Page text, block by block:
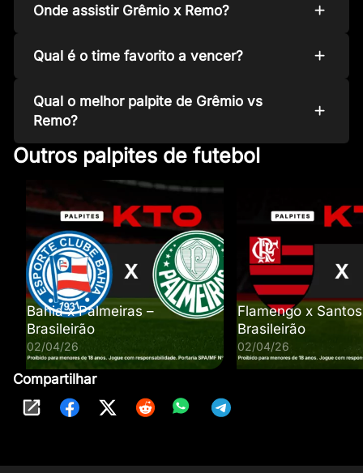
Onde assistir Grêmio x Remo?
Qual é o time favorito a vencer?
Qual o melhor palpite de Grêmio vs
Remo?
Outros palpites de futebol
Bahia x Palmeiras –
Brasileirão
02/04/26
Flamengo x
Brasileirão
02/04/26
Compartilhar